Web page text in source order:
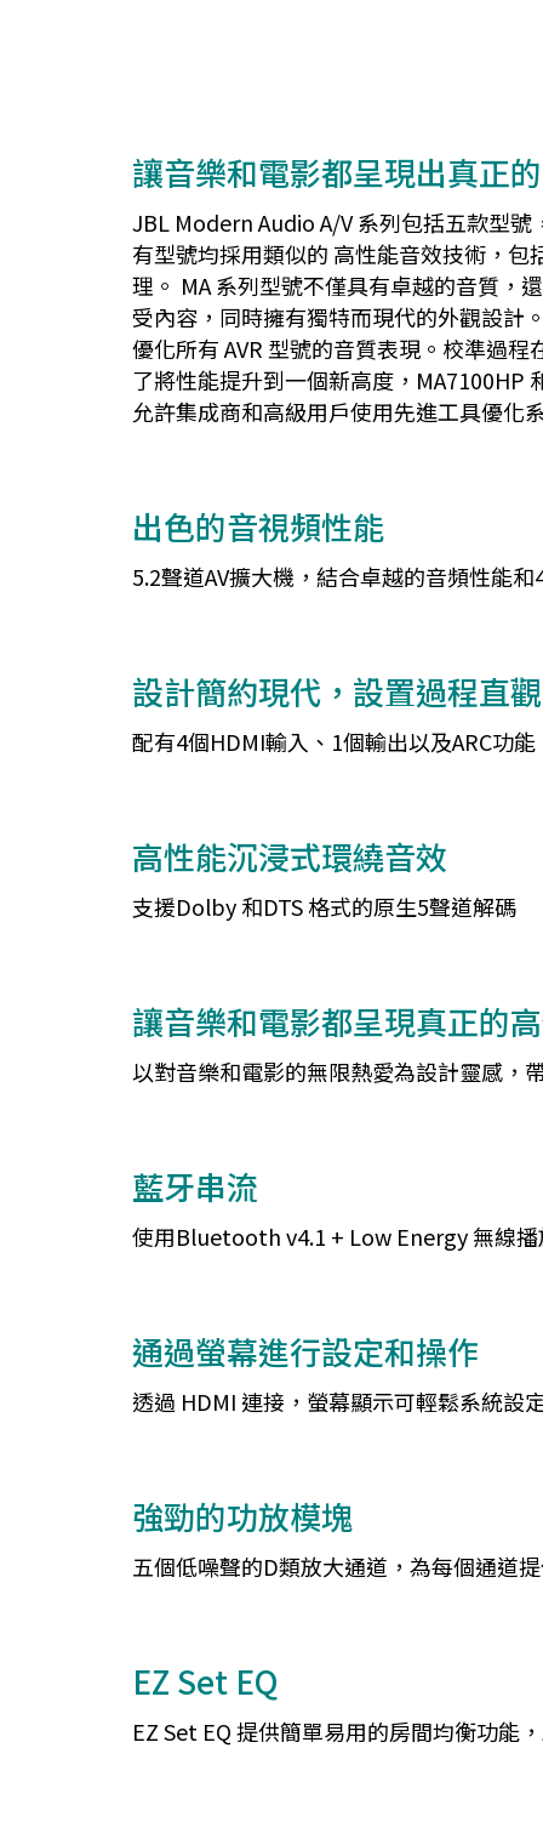
讓音樂和電影都呈現出真正
JBL Modern Audio A/V 系列包括五款型
有型號均採用類似的 高性能音效技術，
理。 MA 系列型號不僅具有卓越的音質，
受內容，同時擁有獨特而現代的外觀設計
優化所有 AVR 型號的音質表現。校準過
了將性能提升到一個新高度，
允許集成商和高級用戶使用先進工具優化
出色的音視頻性能
5.2聲道AV擴大機，結合卓越的音頻性能
設計簡約現代，設置過程直
配有4個HDMI輸入、1個輸出以及ARC功
高性能沉浸式環繞音效
支援Dolby 和DTS 格式的原生5聲道解碼
讓音樂和電影都呈現真正的
以對音樂和電影的無限熱愛為設計靈感，
藍牙串流
使用Bluetooth v4.1 + Low Energy 無線
通過螢幕進行設定和操作
透過 HDMI 連接，螢幕顯示可輕鬆系統設
強勁的功放模塊
五個低噪聲的D類放大通道，為每個通道
EZ Set EQ
EZ Set EQ 提供簡單易用的房間均衡功能